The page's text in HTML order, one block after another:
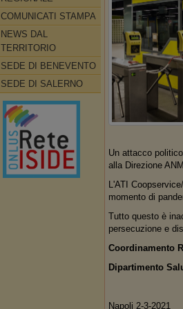
COMUNICATI STAMPA
NEWS DAL
TERRITORIO
SEDE DI BENEVENTO
SEDE DI SALERNO
Un attacco
alla Direzione
L'ATI
momento di
Tutto questo è
persecuzione e
Coordinamento
Dipartimento
Napoli 2-3-2021